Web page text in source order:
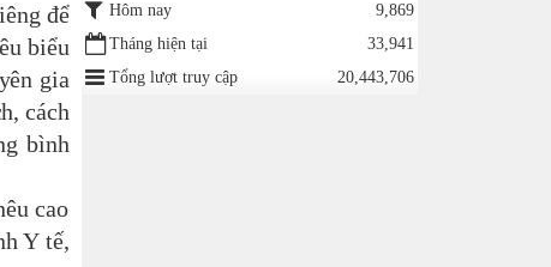
để
biểu
gia
cách
bình
cao
Y tế,
Hôm nay
9,869
Tháng hiện tại
33,941
Tổng lượt truy cập
20,443,706